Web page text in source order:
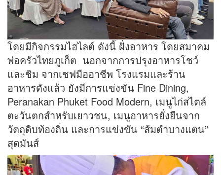
โดยมีกิจกรรมไฮไลต์ ดังนี้ ฝั่งอาหาร โดยสมาคม
พ่อครัวไทยภูเก็ต นอกจากการปรุงอาหารโชว์
และชิม จากเชฟมืออาชีพ โรงแรมและร้าน
อาหารดังแล้ว ยังมีการแข่งขัน Fine Dining,
Peranakan Phuket Food Modern, เมนูไก่สไตล์
ตะวันตกสำหรับเยาวชน, เมนูอาหารยั่งยืนจาก
วัตถุดิบท้องถิ่น และการแข่งขัน “ส้มตำบางแตน”
สุดมันส์